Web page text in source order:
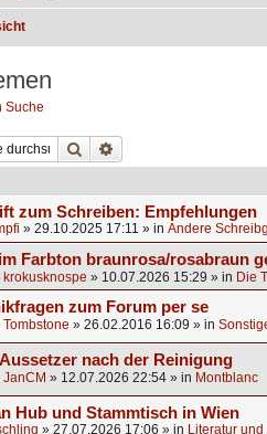
Suche
Suche
zum Schreiben: Empfehlungen
» 29.10.2025 17:11 » in Andere
Farbton braunrosa/rosabraun
krokusknospe » 10.07.2026 15:29 » in Die
zum Forum per se
Tombstone » 26.02.2016 16:09 » in
nach der Reinigung
JanCM » 12.07.2026 22:54 » in Montblanc
Hub und Stammtisch in Wien
» 27.07.2026 17:06 » in Literatur